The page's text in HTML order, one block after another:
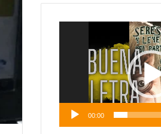
00:00